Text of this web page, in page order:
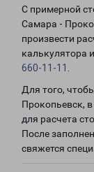
С примерной
Самара -
произвести
калькулятора
660-11-11
Для того,
Прокопьевск,
для расчета
После
свяжется